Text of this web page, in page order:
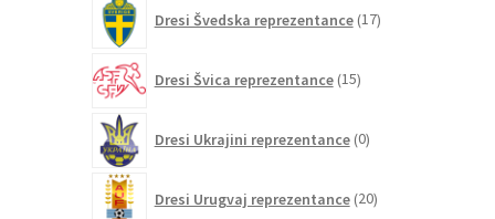
Dresi Švedska reprezentance 17izdelkov
Dresi Švica reprezentance 15izdelkov
Dresi Ukrajini reprezentance 0izdelkov
Dresi Urugvaj reprezentance 20izdelkov